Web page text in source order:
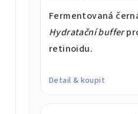
Fermentovaná
Hydratační buffer
retinoidu.
Detail & koupit